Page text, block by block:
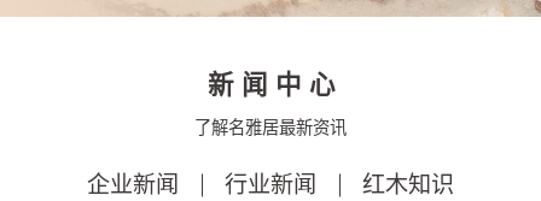
新闻中心
了解名雅居最新资讯
企业新闻 行业新闻 红木知识